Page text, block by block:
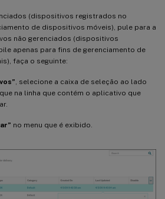
(dispositivos registrados no
de dispositivos móveis), pule para a
não gerenciados (dispositivos
apenas para fins de gerenciamento de
faça o seguinte:
, selecione a caixa de seleção ao lado
na linha que contém o aplicativo que
no menu que é exibido.